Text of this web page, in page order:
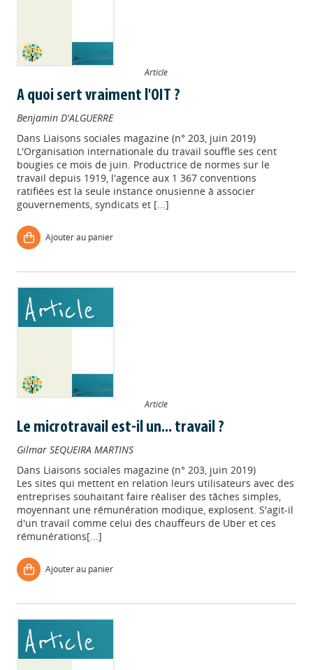
Article
A quoi sert vraiment l'OIT ?
Benjamin D'ALGUERRE
Dans Liaisons sociales magazine (n° 203, juin 2019)
L'Organisation internationale du travail souffle ses cent
bougies ce mois de juin. Productrice de normes sur le
travail depuis 1919, l'agence aux 1 367 conventions
ratifiées est la seule instance onusienne à associer
gouvernements, syndicats et [...]
Ajouter au panier
Article
Le microtravail est-il un... travail ?
Gilmar SEQUEIRA MARTINS
Dans Liaisons sociales magazine (n° 203, juin 2019)
Les sites qui mettent en relation leurs utilisateurs avec des
entreprises souhaitant faire réaliser des tâches simples,
moyennant une rémunération modique, explosent. S'agit-il
d'un travail comme celui des chauffeurs de Uber et ces
rémunérations[...]
Ajouter au panier